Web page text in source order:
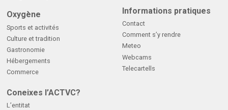
Oxygène
Sports et activités
Culture et tradition
Gastronomie
Hébergements
Commerce
Informations pratiques
Contact
Comment s’y rendre
Meteo
Webcams
Telecartells
Coneixes l’ACTVC?
L’entitat